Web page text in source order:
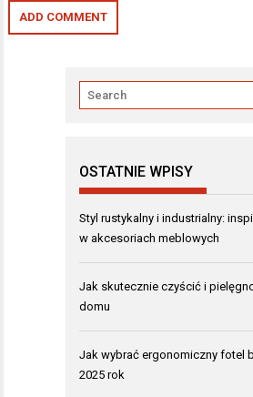
OSTATNIE WPISY
Styl rustykalny i industrialny:
w akcesoriach meblowych
Jak skutecznie czyścić i
domu
Jak wybrać ergonomiczny fotel
2025 rok